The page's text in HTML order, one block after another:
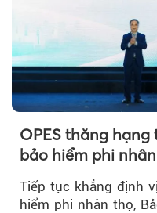
OPES thăng hạng
bảo hiểm phi
Tiếp tục khẳng định
hiểm phi nhân thọ,